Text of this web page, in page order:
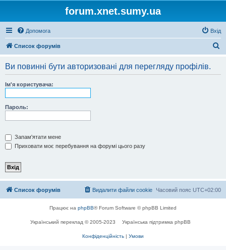
forum.xnet.sumy.ua
Допомога Вхід
Список форумів
Ви повинні бути авторизовані для перегляду профілів.
Ім'я користувача:
Пароль:
Запам'ятати мене
Приховати моє перебування на форумі цього разу
Список форумів Часовий пояс UTC+02:00
Видалити файли cookie
Працює на phpBB® Forum Software © phpBB Limited
Український переклад © 2005-2023 Українська підтримка phpBB
Конфіденційність | Умови